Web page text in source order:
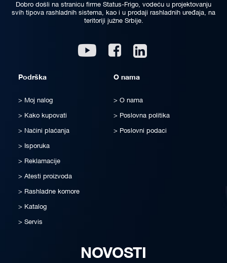
Dobro došli na stranicu firme Status-Frigo, vodeću u projektovanju
svih tipova rashladnih sistema, kao i u prodaji rashladnih uređaja, na
teritoriji južne Srbije.
Youtube Facebook
Podrška
Moj nalog
Kako kupovati
Načini plaćanja
Isporuka
Reklamacije
Atesti proizvoda
Rashladne komore
Katalog
Servis
O nama
O nama
Poslovna politika
Poslovni podaci
NOVOSTI